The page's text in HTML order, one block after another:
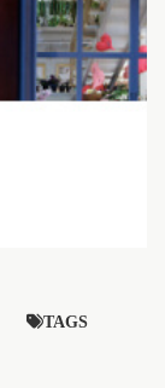
TAGS